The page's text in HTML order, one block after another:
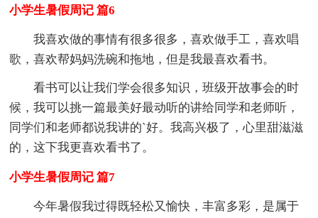
小学生暑假周记 篇6
我喜欢做的事情有很多很多，喜欢做手工，喜欢唱
歌，喜欢帮妈妈洗碗和拖地，但是我最喜欢看书。
看书可以让我们学会很多知识，班级开故事会的时
候，我可以挑一篇最美好最动听的讲给同学和老师听，
同学们和老师都说我讲的`好。我高兴极了，心里甜滋滋
的，这下我更喜欢看书了。
小学生暑假周记 篇7
今年暑假我过得既轻松又愉快，丰富多彩，是属于